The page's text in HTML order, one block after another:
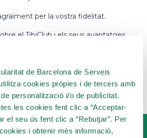
de Barcelona de Serveis
cookies pròpies i de tercers amb
personalització i/o de publicitat.
les cookies fent clic a “Acceptar-
el seu ús fent clic a “Rebutjar”. Per
i obtenir més informació,
per la vostra fidelitat.
el TibiClub i els seus avantatges
a exhaurir existències.